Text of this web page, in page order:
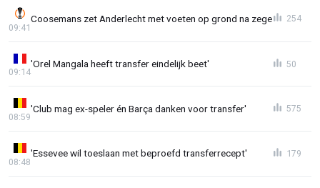
Coosemans zet Anderlecht met voeten op grond na zege
09:41
254
'Orel Mangala heeft transfer eindelijk beet'
09:14
50
'Club mag ex-speler én Barça danken voor transfer'
08:59
575
'Essevee wil toeslaan met beproefd transferrecept'
08:48
179